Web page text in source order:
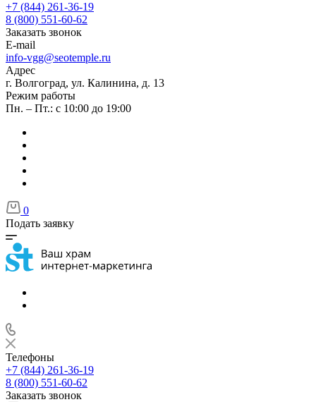
+7 (844) 261-36-19
8 (800) 551-60-62
Заказать звонок
E-mail
info-vgg@seotemple.ru
Адрес
г. Волгоград, ул. Калинина, д. 13
Режим работы
Пн. – Пт.: с 10:00 до 19:00
0
Подать заявку
Телефоны
+7 (844) 261-36-19
8 (800) 551-60-62
Заказать звонок